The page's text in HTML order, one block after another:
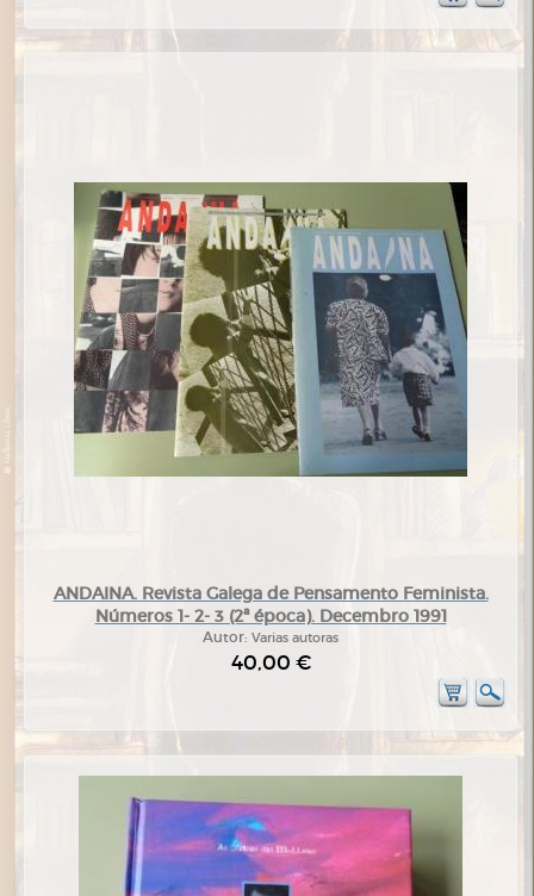
ANDAINA. Revista Galega de Pensamento Feminista.
Números 1- 2- 3 (2ª época). Decembro 1991
Autor: Varias autoras
40,00 €